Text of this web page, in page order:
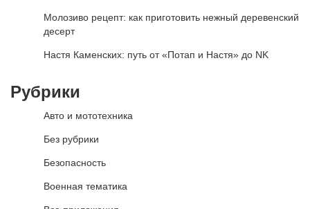
Молозиво рецепт: как приготовить нежный деревенский
десерт
Настя Каменских: путь от «Потап и Настя» до NK
Рубрики
Авто и мототехника
Без рубрики
Безопасность
Военная тематика